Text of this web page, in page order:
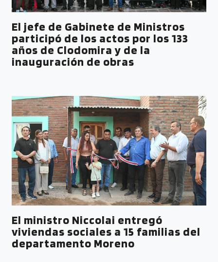
El jefe de Gabinete de Ministros
participó de los actos por los 133
años de Clodomira y de la
inauguración de obras
El ministro Niccolai entregó
viviendas sociales a 15 familias del
departamento Moreno